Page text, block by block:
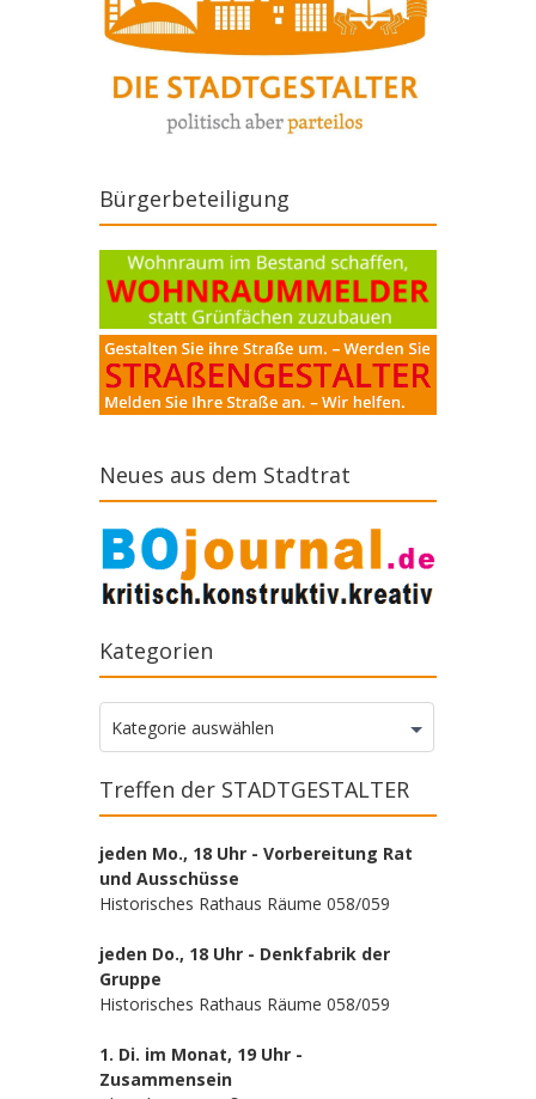
Bürgerbeteiligung
Neues aus dem Stadtrat
Kategorien
Kategorien
Kategorie auswählen
Treffen der STADTGESTALTER
jeden Mo., 18 Uhr - Vorbereitung Rat
und Ausschüsse
Historisches Rathaus Räume 058/059
jeden Do., 18 Uhr - Denkfabrik der
Gruppe
Historisches Rathaus Räume 058/059
1. Di. im Monat, 19 Uhr -
Zusammensein